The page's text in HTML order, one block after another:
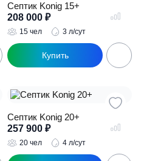
Септик Konig 15+
208 000 ₽
15 чел 3 л/сут
Септик Konig 20+
257 900 ₽
20 чел 4 л/сут